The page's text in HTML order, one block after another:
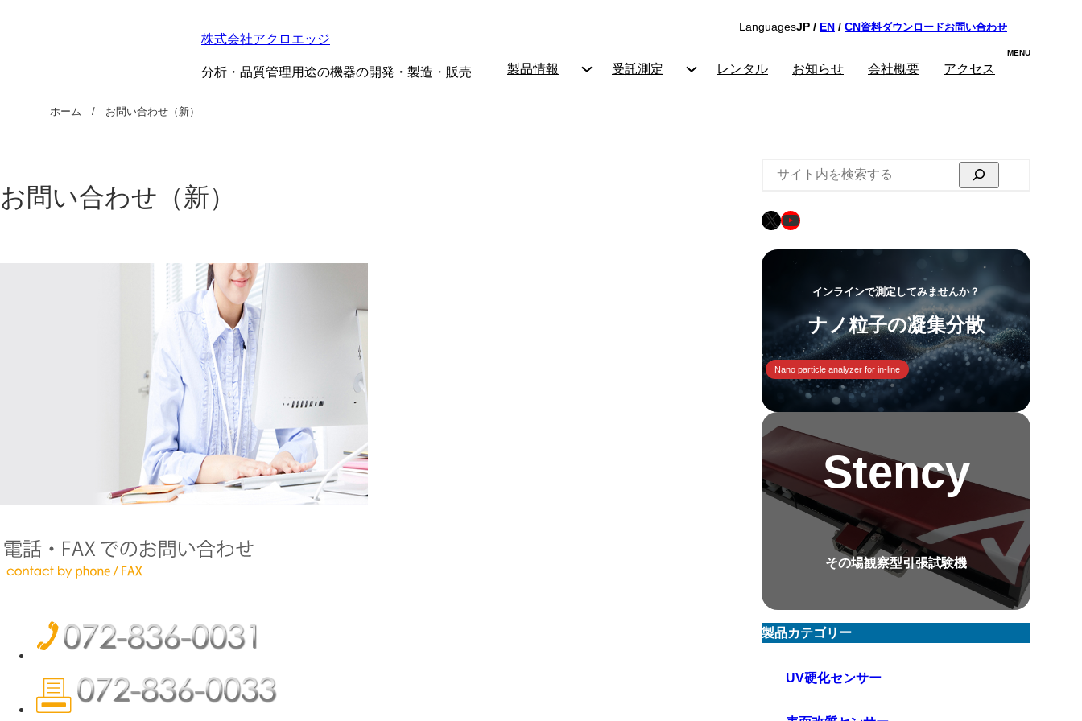
株式会社アクロエッジ
分析・品質管理用途の機器の開発・製造・販売
LanguagesJP / EN / CN 資料ダウンロードお問い合わせ
製品情報 受託測定 レンタル お知らせ 会社概要 アクセス
ホーム お問い合わせ（新）
お問い合わせ（新）
X YouTube
インラインで測定してみませんか？
ナノ粒子の凝集分散
Nano particle analyzer for in-line
Stency
その場観察型引張試験機
製品カテゴリー
UV硬化センサー